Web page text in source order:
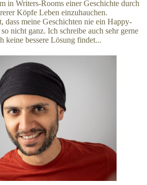
in Writers-Rooms einer Geschichte durch
Köpfe Leben einzuhauchen.
dass meine Geschichten nie ein Happy-
nicht ganz. Ich schreibe auch sehr gerne
keine bessere Lösung findet...